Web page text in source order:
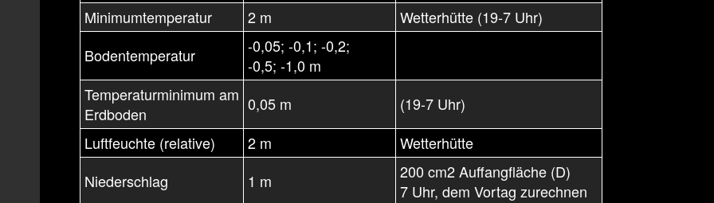
Minimumtemperatur
2 m
Wetterhütte (19-7 Uhr)
Bodentemperatur
-0,05; -0,1; -0,2;
-0,5; -1,0 m
Temperaturminimum am
Erdboden
0,05 m
(19-7 Uhr)
Luftfeuchte (relative)
2 m
Wetterhütte
Niederschlag
1 m
200 cm2 Auffangfläche (D)
7 Uhr, dem Vortag zurechnen